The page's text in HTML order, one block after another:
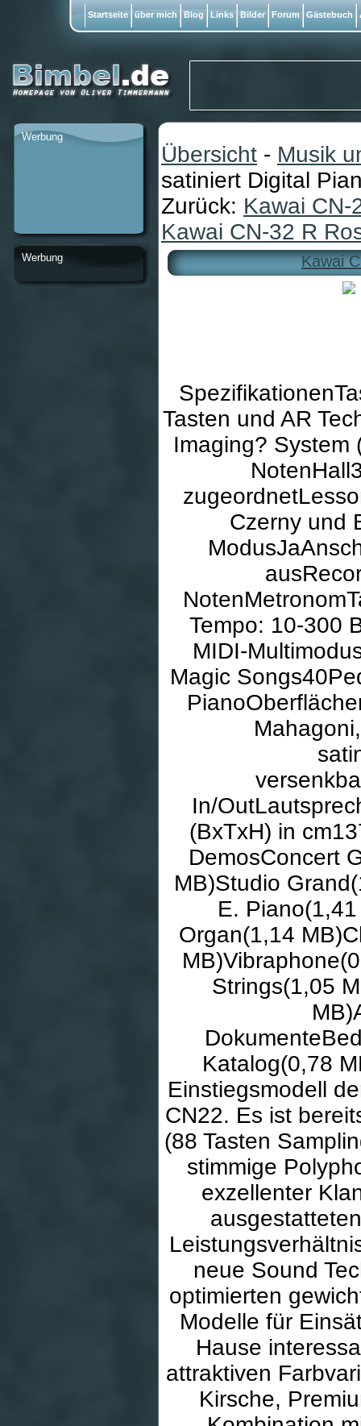
Übersicht - Musik
satiniert Digital
Zurück: Kawai CN-
Kawai CN-32 R
Kawai
Tasten und AR
Imaging? System
Czerny und
Tempo: 10-300
MIDI-
Magic
In/
(BxTxH) in
DemosConcert
MB)Studio
E.
Organ(1,14
Strings(1,05
Katalog(0,78
Einstiegsmodell
CN22. Es ist
(88 Tasten
stimmige
exzellenter
neue Sound
optimierten
Modelle für
Hause
attraktiven
Kirsche,
Werbung
Werbung
Startseite über mich Blog Links Bilder Forum Gästebuch